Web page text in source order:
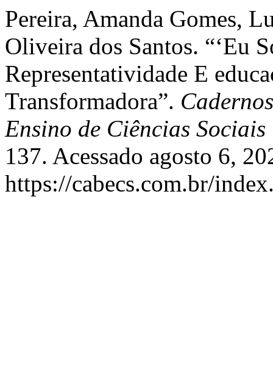
Pereira, Amanda Gomes,
Oliveira dos Santos. “‘Eu
Representatividade E
Transformadora”.
Ensino de Ciências Sociais
137. Acessado agosto 6,
https://cabecs.com.br/